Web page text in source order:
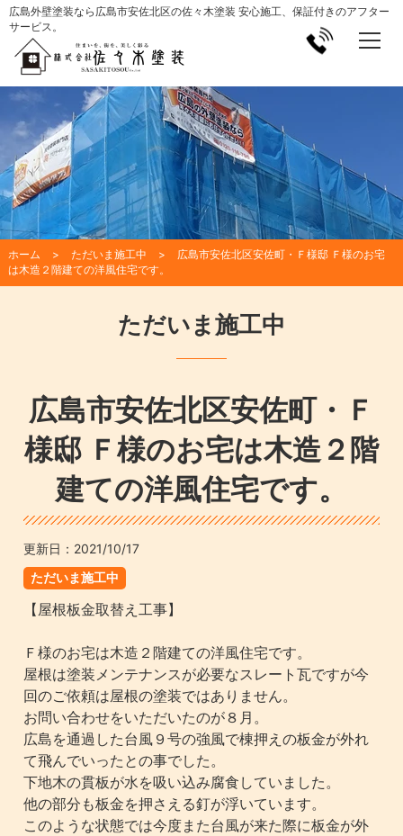
広島外壁塗装なら広島市安佐北区の佐々木塗装 安心施工、保証付きのアフター
サービス。
ホーム ただいま施工中
広島市安佐北区安佐町・Ｆ様邸 Ｆ様のお宅
は木造２階建ての洋風住宅です。
ただいま施工中
広島市安佐北区安佐町・Ｆ
様邸 Ｆ様のお宅は木造２階
建ての洋風住宅です。
更新日： 2021/10/17
ただいま施工中
【屋根板金取替え工事】
Ｆ様のお宅は木造２階建ての洋風住宅です。
屋根は塗装メンテナンスが必要なスレート瓦ですが今
回のご依頼は屋根の塗装ではありません。
お問い合わせをいただいたのが８月。
広島を通過した台風９号の強風で棟押えの板金が外れ
て飛んでいったとの事でした。
下地木の貫板が水を吸い込み腐食していました。
他の部分も板金を押さえる釘が浮いています。
このような状態では今度また台風が来た際に板金が外